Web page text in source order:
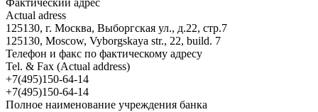
Actual adress
125130, г. Москва, Выборгская ул., д.22, стр.7
125130, Moscow, Vyborgskaya str., 22, build. 7
Телефон и факс по фактическому адресу
Tel. & Fax (Actual address)
+7(495)150-64-14
+7(495)150-64-14
Полное наименование учреждения банка